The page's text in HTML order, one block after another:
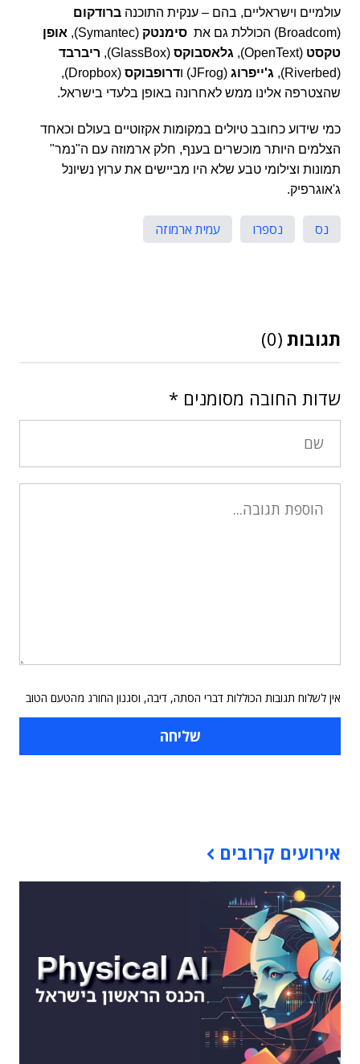
עולמיים וישראליים, בהם – ענקית התוכנה ברודקום
(
Broadcom) הכוללת גם את סימנטק (
Symantec
), אופן
טקסט (
OpenText
), גלאסבוקס (
GlassBox
), ריברבד
(
Riverbed
), ג'ייפרוג (
JFrog) ודרופבוקס (
Dropbox
),
שהצטרפה אלינו ממש לאחרונה באופן בלעדי בישראל.
כמי שידוע כחובב טיולים במקומות אקזוטיים בעולם וכאחד
הצלמים היותר מוכשרים בענף, חלק ארמוזה עם ה"נמר"
תמונות וצילומי טבע שלא היו מביישים את ערוץ נשיונל
ג'אוגרפיק.
נס נספרו עמית ארמוזה
תגובות (0)
שדות החובה מסומנים *
אין לשלוח תגובות הכוללות דברי הסתה, דיבה, וסגנון החורג מהטעם הטוב
אירועים קרובים